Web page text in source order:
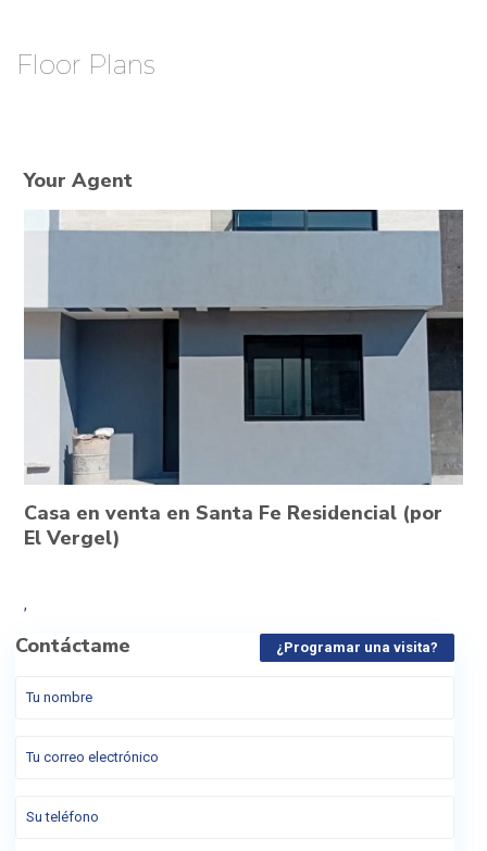
Floor Plans
Your Agent
Casa en venta en Santa Fe Residencial (por
El Vergel)
,
Contáctame ¿Programar una visita?